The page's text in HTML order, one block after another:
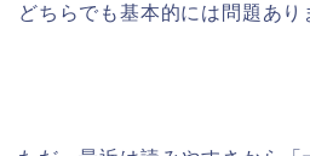
どちらでも基本的には問題あり